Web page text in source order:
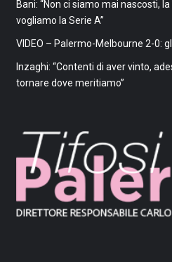
Bani: “Non ci siamo mai nascosti,
vogliamo la Serie A”
VIDEO – Palermo-Melbourne 2-0:
Inzaghi: “Contenti di aver vinto,
tornare dove meritiamo”